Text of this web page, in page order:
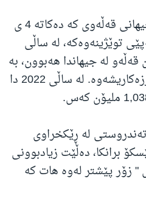
توێژینەوەکە پێش ڕۆژی جیهانی قەڵەوی کە دەکاتە 4 ی
توێژینەوەکە، لە ساڵی
226 ملیۆن قەڵەو لە جیهاندا هەبوون، بە
پێگەیشتوو و منداڵ و هەرزەکاریشەوە. لە ساڵی 2022 دا
لە ڕێکخراوی
برانکا، دەڵێت زیادبوونی
" زۆر پێشتر لەوە هات کە